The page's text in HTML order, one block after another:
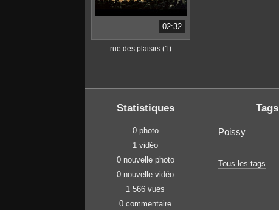
02:32
rue des plaisirs (1)
Statistiques
0 photo
1 vidéo
0 nouvelle photo
0 nouvelle vidéo
1 566 vues
0 commentaire
Tags
Poissy
Tous les tags